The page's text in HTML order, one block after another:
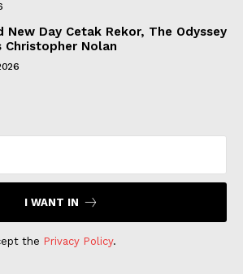
New Day Cetak Rekor, The Odyssey
Nolan
I WANT IN
the Privacy Policy.